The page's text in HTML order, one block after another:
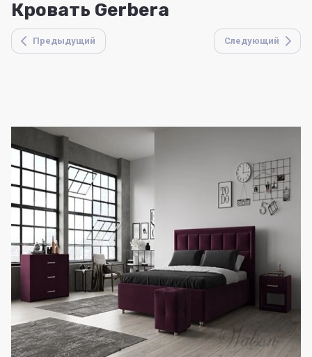
Кровать Gerbera
Предыдущий Следующий